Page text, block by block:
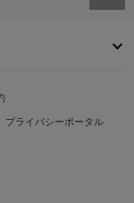
プライバシーポータル